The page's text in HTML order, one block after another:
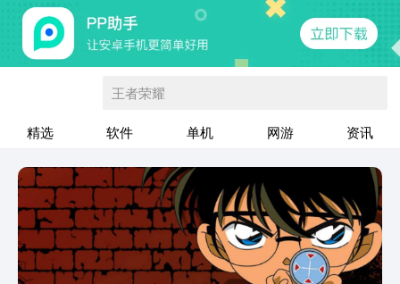
王者荣耀
精选 软件 单机 网游 资讯